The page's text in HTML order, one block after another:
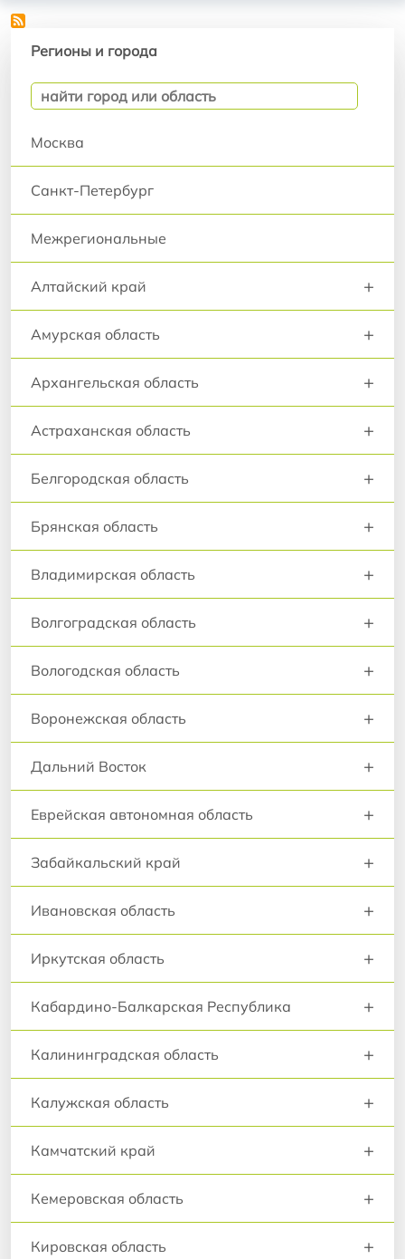
Регионы и города
Москва
Санкт-Петербург
Межрегиональные
Алтайский край +
Амурская область +
Архангельская область +
Астраханская область +
Белгородская область +
Брянская область +
Владимирская область +
Волгоградская область +
Вологодская область +
Воронежская область +
Дальний Восток +
Еврейская автономная область +
Забайкальский край +
Ивановская область +
Иркутская область +
Кабардино-Балкарская Республика +
Калининградская область +
Калужская область +
Камчатский край +
Кемеровская область +
Кировская область +